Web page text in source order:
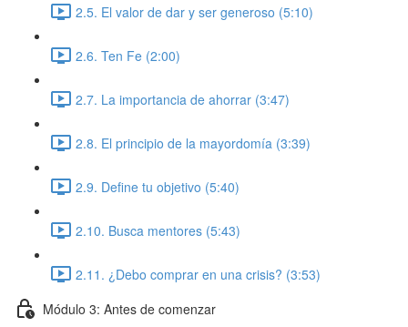
2.5. El valor de dar y ser generoso (5:10)
2.6. Ten Fe (2:00)
2.7. La importancia de ahorrar (3:47)
2.8. El principio de la mayordomía (3:39)
2.9. Define tu objetivo (5:40)
2.10. Busca mentores (5:43)
2.11. ¿Debo comprar en una crisis? (3:53)
Módulo 3: Antes de comenzar